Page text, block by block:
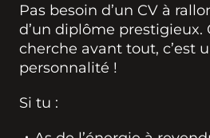
Pas besoin d’un CV à
d’un diplôme prestigieux.
cherche avant tout, c’est
personnalité !
Si tu :